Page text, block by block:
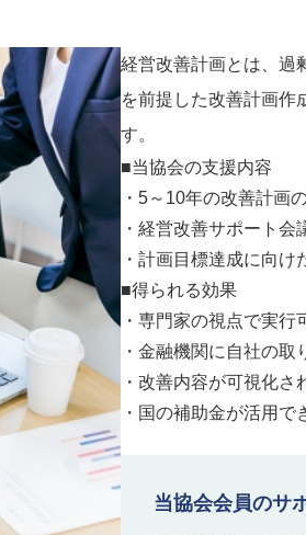
経営改善計画とは、過
を前提した改善計画作
す。
■当協会の支援内容
・5～10年の改善計画
・経営改善サポート会
・計画目標達成に向け
■得られる効果
・専門家の視点で実行
・金融機関に自社の
・改善内容が可視化
・国の補助金が活用
当協会会員のサ